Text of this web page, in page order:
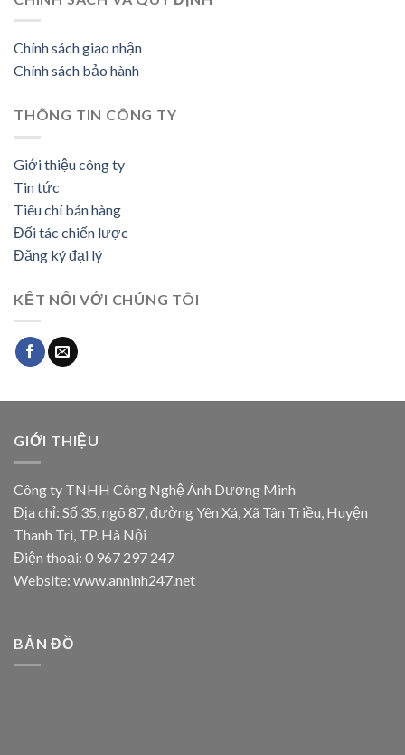
Chính sách giao nhận
Chính sách bảo hành
THÔNG TIN CÔNG TY
Giới thiệu công ty
Tin tức
Tiêu chí bán hàng
Đối tác chiến lược
Đăng ký đại lý
KẾT NỐI VỚI CHÚNG TÔI
GIỚI THIỆU
Công ty TNHH Công Nghệ Ánh Dương Minh
Địa chỉ: Số 35, ngõ 87, đường Yên Xá, Xã Tân Triều, Huyện
Thanh Trì, TP. Hà Nội
Điện thoại: 0 967 297 247
Website: www.anninh247.net
BẢN ĐỒ